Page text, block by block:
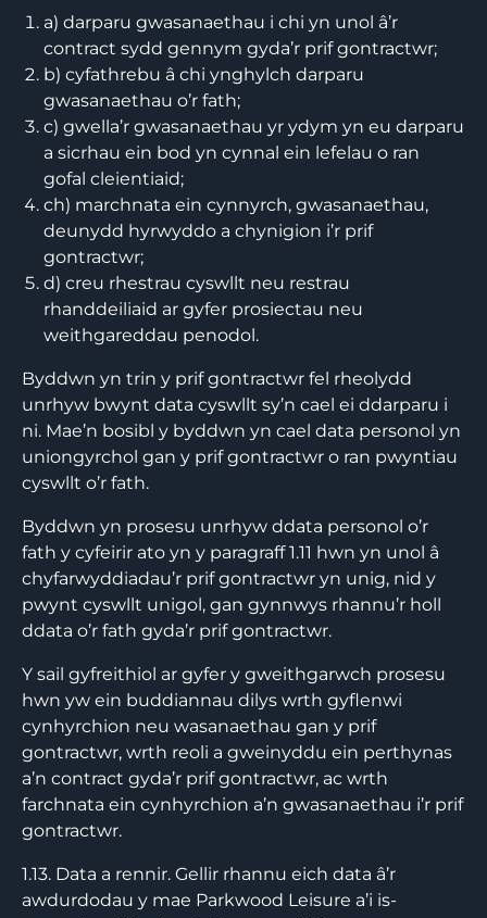
a) darparu gwasanaethau i chi yn unol â’r
contract sydd gennym gyda’r prif gontractwr;
b) cyfathrebu â chi ynghylch darparu
gwasanaethau o’r fath;
c) gwella’r gwasanaethau yr ydym yn eu darparu
a sicrhau ein bod yn cynnal ein lefelau o ran
gofal cleientiaid;
ch) marchnata ein cynnyrch, gwasanaethau,
deunydd hyrwyddo a chynigion i’r prif
gontractwr;
d) creu rhestrau cyswllt neu restrau
rhanddeiliaid ar gyfer prosiectau neu
weithgareddau penodol.
Byddwn yn trin y prif gontractwr fel rheolydd
unrhyw bwynt data cyswllt sy’n cael ei ddarparu i
ni. Mae’n bosibl y byddwn yn cael data personol yn
uniongyrchol gan y prif gontractwr o ran pwyntiau
cyswllt o’r fath.
Byddwn yn prosesu unrhyw ddata personol o’r
fath y cyfeirir ato yn y paragraff 1.11 hwn yn unol â
chyfarwyddiadau’r prif gontractwr yn unig, nid y
pwynt cyswllt unigol, gan gynnwys rhannu’r holl
ddata o’r fath gyda’r prif gontractwr.
Y sail gyfreithiol ar gyfer y gweithgarwch prosesu
hwn yw ein buddiannau dilys wrth gyflenwi
cynhyrchion neu wasanaethau gan y prif
gontractwr, wrth reoli a gweinyddu ein perthynas
a’n contract gyda’r prif gontractwr, ac wrth
farchnata ein cynhyrchion a’n gwasanaethau i’r prif
gontractwr.
1.13. Data a rennir. Gellir rhannu eich data â’r
awdurdodau y mae Parkwood Leisure a’i is-